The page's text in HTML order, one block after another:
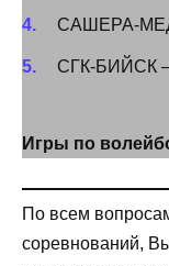
САШЕРА-
СГК-БИЙСК
Игры по
По всем
соревнований,